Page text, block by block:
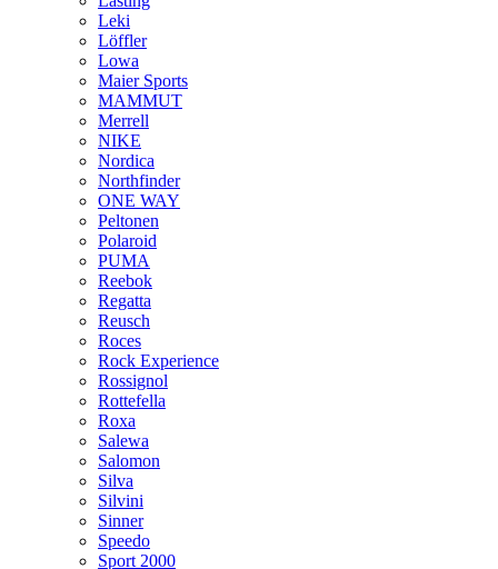
Leki
Löffler
Lowa
Maier Sports
MAMMUT
Merrell
NIKE
Nordica
Northfinder
ONE WAY
Peltonen
Polaroid
PUMA
Reebok
Regatta
Reusch
Roces
Rock Experience
Rossignol
Rottefella
Roxa
Salewa
Salomon
Silva
Silvini
Sinner
Speedo
Sport 2000